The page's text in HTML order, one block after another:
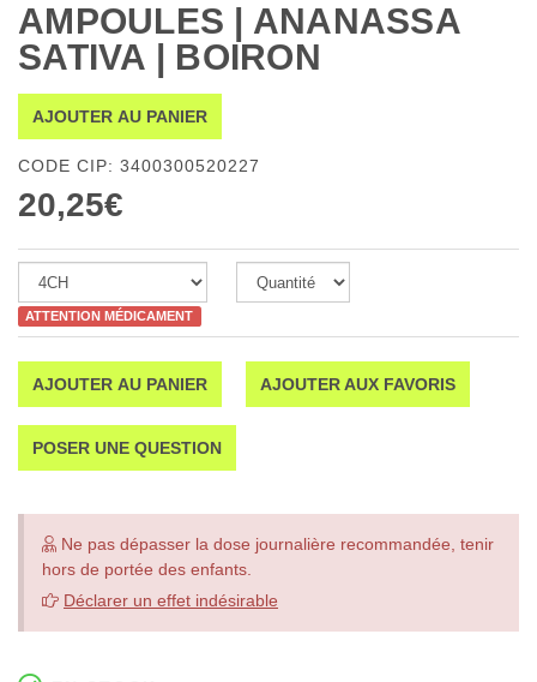
AMPOULES | ANANASSA
SATIVA | BOIRON
AJOUTER AU PANIER
CODE CIP: 3400300520227
20,25€
ATTENTION MÉDICAMENT
AJOUTER AU PANIER AJOUTER AUX FAVORIS
POSER UNE QUESTION
Ne pas dépasser la dose journalière recommandée, tenir
hors de portée des enfants.
Déclarer un effet indésirable